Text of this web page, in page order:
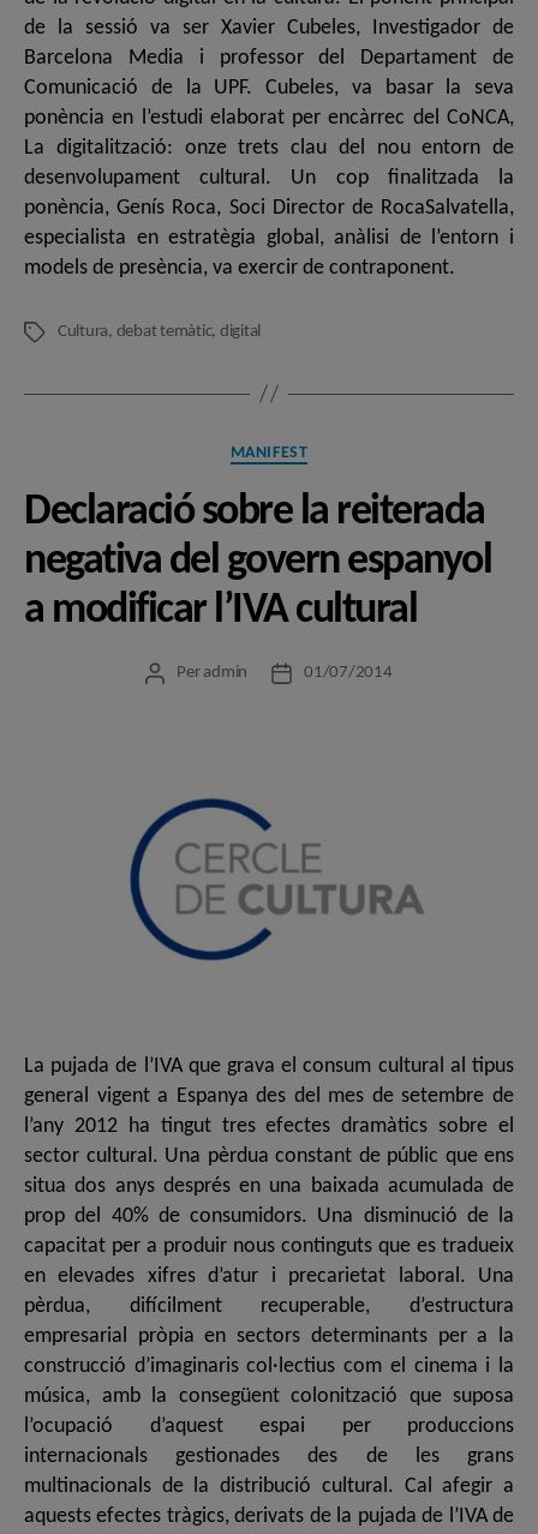
de la sessió va ser Xavier Cubeles, Investigador de
Barcelona Media i professor del Departament de
Comunicació de la UPF. Cubeles, va basar la seva
ponència en l’estudi elaborat per encàrrec del CoNCA,
La digitalització: onze trets clau del nou entorn de
desenvolupament cultural. Un cop finalitzada la
ponència, Genís Roca, Soci Director de RocaSalvatella,
especialista en estratègia global, anàlisi de l’entorn i
models de presència, va exercir de contraponent.
Etiquetes
Cultura, debat temàtic, digital
Categories
MANIFEST
Declaració sobre la reiterada
negativa del govern espanyol
a modificar l’IVA cultural
Autor
Per admin
Data01/07/2014
La pujada de l’IVA que grava el consum cultural al tipus
general vigent a Espanya des del mes de setembre de
l’any 2012 ha tingut tres efectes dramàtics sobre el
sector cultural. Una pèrdua constant de públic que ens
situa dos anys després en una baixada acumulada de
prop del 40% de consumidors. Una disminució de la
capacitat per a produir nous continguts que es tradueix
en elevades xifres d’atur i precarietat laboral. Una
pèrdua, difícilment recuperable, d’estructura
empresarial pròpia en sectors determinants per a la
construcció d’imaginaris col·lectius com el cinema i la
música, amb la consegüent colonització que suposa
l’ocupació d’aquest espai per produccions
internacionals gestionades des de les grans
multinacionals de la distribució cultural. Cal afegir a
aquests efectes tràgics, derivats de la pujada de l’IVA de